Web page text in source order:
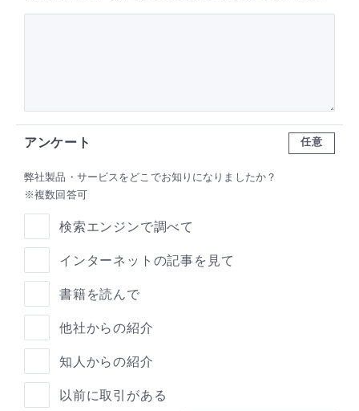
アンケート 任意
弊社製品・サービスをどこでお知りになりましたか？
※複数回答可
検索エンジンで調べて
インターネットの記事を見て
書籍を読んで
他社からの紹介
知人からの紹介
以前に取引がある